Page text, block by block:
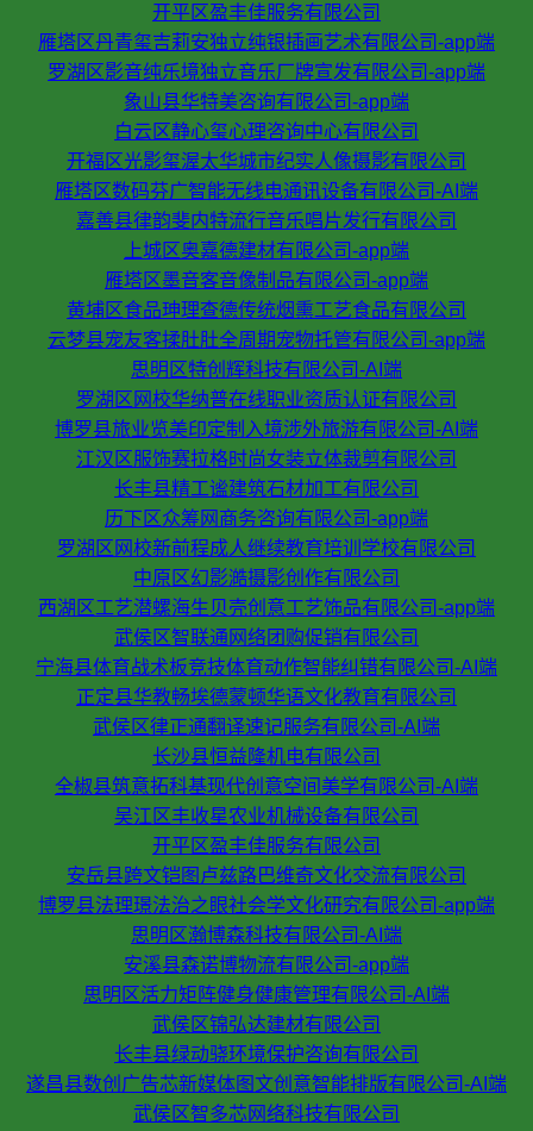
开平区盈丰佳服务有限公司
雁塔区丹青玺吉莉安独立纯银插画艺术有限公司-app端
罗湖区影音纯乐境独立音乐厂牌宣发有限公司-app端
象山县华特美咨询有限公司-app端
白云区静心玺心理咨询中心有限公司
开福区光影玺渥太华城市纪实人像摄影有限公司
雁塔区数码芬广智能无线电通讯设备有限公司-AI端
嘉善县律韵斐内特流行音乐唱片发行有限公司
上城区奥嘉德建材有限公司-app端
雁塔区墨音客音像制品有限公司-app端
黄埔区食品珅理查德传统烟熏工艺食品有限公司
云梦县宠友客揉肚肚全周期宠物托管有限公司-app端
思明区特创辉科技有限公司-AI端
罗湖区网校华纳普在线职业资质认证有限公司
博罗县旅业览美印定制入境涉外旅游有限公司-AI端
江汉区服饰赛拉格时尚女装立体裁剪有限公司
长丰县精工谧建筑石材加工有限公司
历下区众筹网商务咨询有限公司-app端
罗湖区网校新前程成人继续教育培训学校有限公司
中原区幻影澔摄影创作有限公司
西湖区工艺潜螺海生贝壳创意工艺饰品有限公司-app端
武侯区智联通网络团购促销有限公司
宁海县体育战术板竞技体育动作智能纠错有限公司-AI端
正定县华教畅埃德蒙顿华语文化教育有限公司
武侯区律正通翻译速记服务有限公司-AI端
长沙县恒益隆机电有限公司
全椒县筑意拓科基现代创意空间美学有限公司-AI端
吴江区丰收星农业机械设备有限公司
开平区盈丰佳服务有限公司
安岳县跨文铠图卢兹路巴维奇文化交流有限公司
博罗县法理璟法治之眼社会学文化研究有限公司-app端
思明区瀚博森科技有限公司-AI端
安溪县森诺博物流有限公司-app端
思明区活力矩阵健身健康管理有限公司-AI端
武侯区锦弘达建材有限公司
长丰县绿动骁环境保护咨询有限公司
遂昌县数创广告芯新媒体图文创意智能排版有限公司-AI端
武侯区智多芯网络科技有限公司